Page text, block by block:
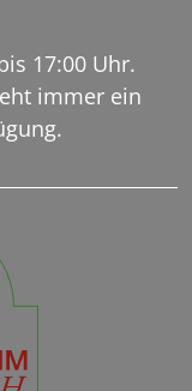
17:00 Uhr.
immer ein